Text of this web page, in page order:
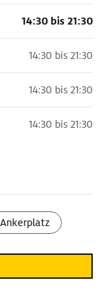
14:30 bis 21:30
14:30 bis 21:30
14:30 bis 21:30
14:30 bis 21:30
Ankerplatz